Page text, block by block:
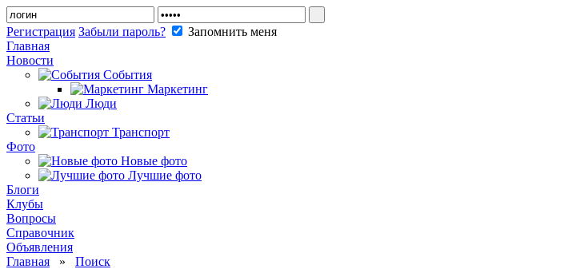
Регистрация Забыли пароль?
Запомнить меня
Главная
Новости
События
Маркетинг
Люди
Статьи
Транспорт
Фото
Новые фото
Лучшие фото
Блоги
Клубы
Вопросы
Справочник
Объявления
Главная » Поиск